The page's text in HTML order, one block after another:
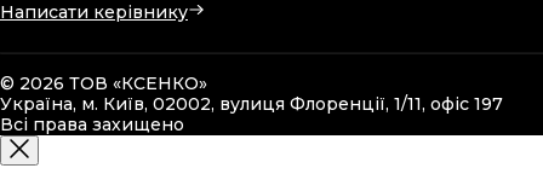
Написати керівнику
© 2026 ТОВ «КСЕНКО»
Україна, м. Київ, 02002, вулиця Флоренції, 1/11, офіс 197
Всі права захищено